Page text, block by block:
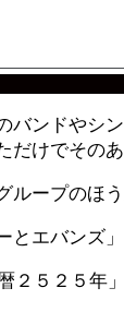
バンドや
だけでその
ループのほ
とエバンズ
２５２５年